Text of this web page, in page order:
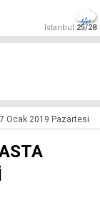
İstanbul 25/28
7 Ocak 2019 Pazartesi